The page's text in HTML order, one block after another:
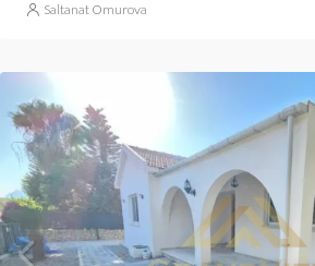
Saltanat Omurova